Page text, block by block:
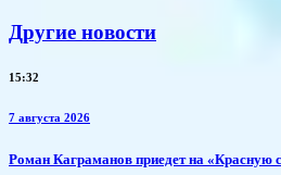
Другие новости
15:32
7 августа 2026
​Роман Каграманов приедет на «Красную